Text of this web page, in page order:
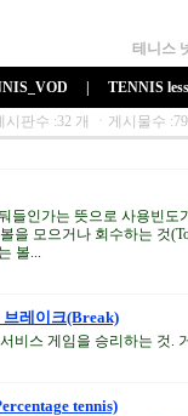
테니스
TENNIS
들인가는 뜻으로 사용빈
을 모으거나 회수하는 것
볼...
레이크(Break)
비스 게임을 승리하는 것.
tennis)